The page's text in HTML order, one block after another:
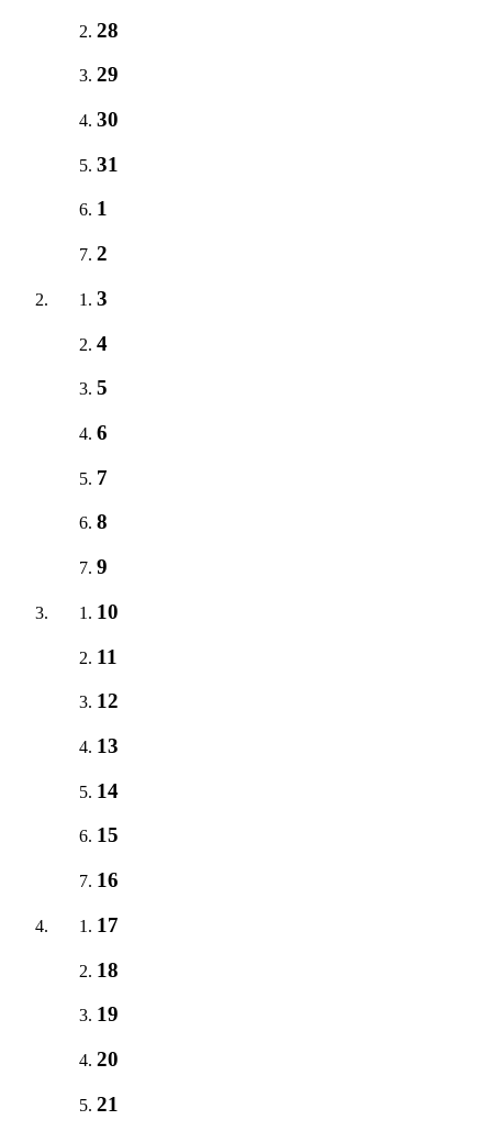
28
29
30
31
1
2
3
4
5
6
7
8
9
10
11
12
13
14
15
16
17
18
19
20
21